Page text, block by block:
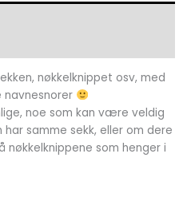
nøkkelknippet osv, med
noe som kan være veldig
samme sekk, eller om dere
nøkkelknippene som henger i